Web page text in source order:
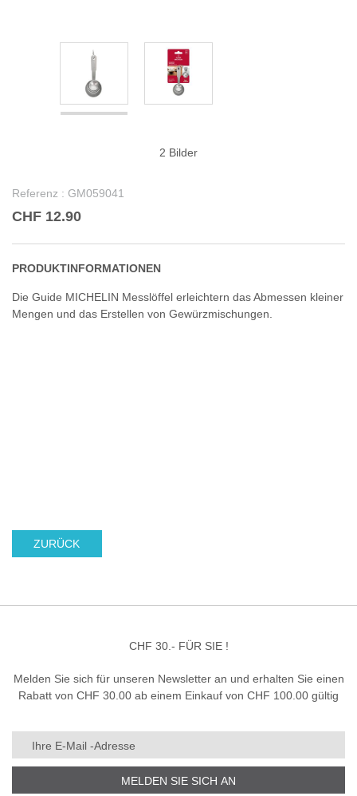
2 Bilder
Referenz : GM059041
CHF 12.90
PRODUKTINFORMATIONEN
Die Guide MICHELIN Messlöffel erleichtern das Abmessen kleiner
Mengen und das Erstellen von Gewürzmischungen.
ZURÜCK
CHF 30.- FÜR SIE !
Melden Sie sich für unseren Newsletter an und erhalten Sie einen
Rabatt von CHF 30.00 ab einem Einkauf von CHF 100.00 gültig
MELDEN SIE SICH AN